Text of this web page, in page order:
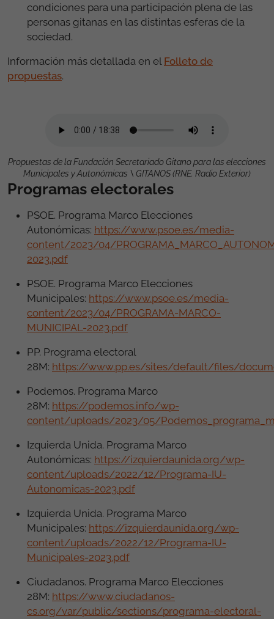
condiciones para una participación plena de las
personas gitanas en las distintas esferas de la
sociedad.
Información más detallada en el Folleto de
propuestas.
Propuestas de la Fundación Secretariado Gitano para las elecciones
Municipales y Autonómicas \ GITANOS (RNE. Radio Exterior)
Programas electorales
PSOE. Programa Marco Elecciones
Autonómicas: https://www.psoe.es/media-
content/2023/04/
2023.pdf
PSOE. Programa Marco Elecciones
Municipales: https://www.psoe.es/media-
content/2023/04/PROGRAMA-MARCO-
MUNICIPAL-2023.pdf
PP. Programa electoral
28M: https://www.pp.es/sites/default/files/
Podemos. Programa Marco
28M: https://podemos.info/wp-
content/uploads/2023/05/
Izquierda Unida. Programa Marco
Autonómicas: https://izquierdaunida.org/wp-
content/uploads/2022/12/Programa-IU-
Autonomicas-2023.pdf
Izquierda Unida. Programa Marco
Municipales: https://izquierdaunida.org/wp-
content/uploads/2022/12/Programa-IU-
Municipales-2023.pdf
Ciudadanos. Programa Marco Elecciones
28M: https://www.ciudadanos-
cs.org/var/public/sections/programa-electoral-